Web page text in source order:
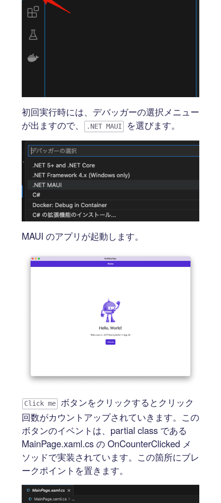
初回実行時には、デバッガーの選択メニュー
が出ますので、
.NET MAUI を選びます。
MAUI のアプリが起動します。
Click me
ボタンをクリックするとクリック
回数がカウントアップされていきます。この
ボタンのイベントは、partial class である
MainPage.xaml.cs の OnCounterClicked メ
ソッドで実装されています。この箇所にブレ
ークポイントを置きます。